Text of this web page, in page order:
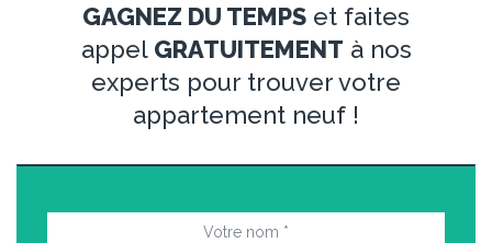
GAGNEZ DU TEMPS et faites
appel GRATUITEMENT à nos
experts pour trouver votre
appartement neuf !